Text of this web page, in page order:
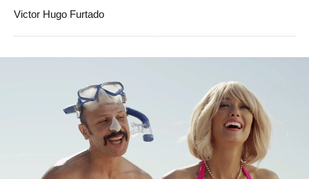
Victor Hugo Furtado